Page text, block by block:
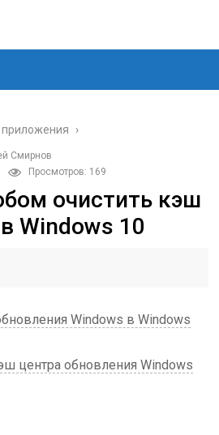
›
Смирнов
Просмотров: 169
очистить кэш
Windows 10
Windows в Windows
центра обновления Windows